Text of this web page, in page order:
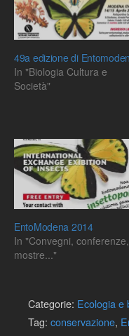
49a edizione di
In "Biologia Cultura e
Società"
EntoModena 2014
In "Convegni, conferenze,
mostre..."
Categorie: Ecologia e
Tag: conservazione,